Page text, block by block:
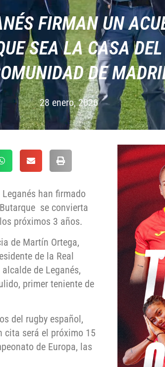
FIRMAN UN
SEA LA CASA
DE
28 enero, 2026
Leganés han firmado
se convierta
próximos 3 años.
de Martín Ortega,
de la Real
de Leganés,
primer teniente de
del rugby español,
cita será el próximo 15
de Europa, las